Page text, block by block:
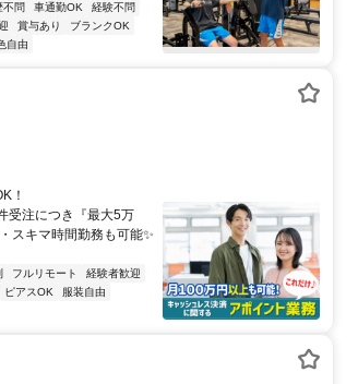
不問 車通勤OK
経験不問
賞与あり
ブランクOK
自由
！
受注につき『最大5万
スキマ時間勤務も可能✨
フルリモート
経験者歓迎
ピアスOK
服装自由